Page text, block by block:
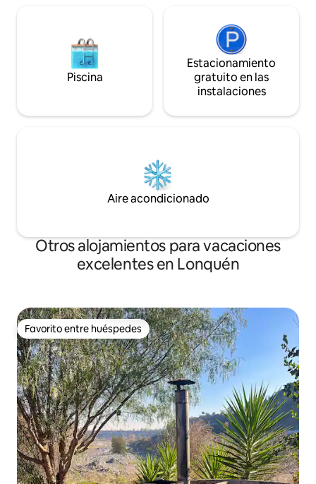
Piscina
Estacionamiento
gratuito en las
instalaciones
Aire acondicionado
Otros alojamientos para vacaciones
excelentes en Lonquén
Favorito entre huéspedes
Favorito entre huéspedes